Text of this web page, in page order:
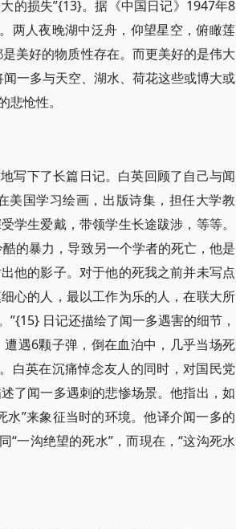
的损失”{13}。据《中国日记》1947年8
两人夜晚湖中泛舟，仰望星空，俯瞰莲
美好的物质性存在。而更美好的是伟大
一多与天空、湖水、荷花这些或博大或
怆性。
写下了长篇日记。白英回顾了自己与闻
美国学习绘画，出版诗集，担任大学教
学生爱戴，带领学生长途跋涉，等等。
的暴力，导致另一个学者的死亡，他是
他的影子。对于他的死我之前并未写点
心的人，最以工作为乐的人，在联大所
日记还描绘了闻一多遇害的细节，
遇6颗子弹，倒在血泊中，几乎当场死
白英在沉痛悼念友人的同时，对国民党
了闻一多遇刺的悲惨场景。他指出，如
”来象征当时的环境。他译介闻一多的
“一沟绝望的死水”，而現在，“这沟死水